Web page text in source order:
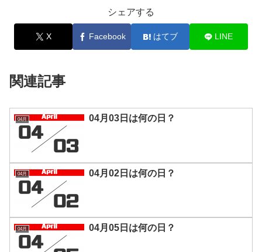
シェアする
X Facebook はてブ LINE
関連記事
04月 04月03日は何の日？
04月 04月02日は何の日？
04月 04月05日は何の日？